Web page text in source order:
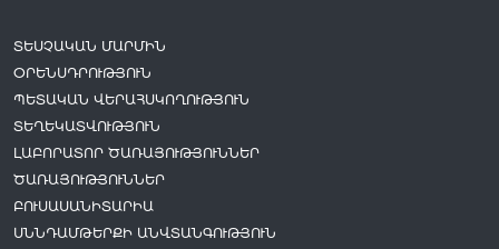
ՏԵՍՉԱԿԱՆ ՄԱՐՄԻՆ
ՕՐԵՆՍԴՐՈՒԹՅՈՒՆ
ՊԵՏԱԿԱՆ ՎԵՐԱՀՍԿՈՂՈՒԹՅՈՒՆ
ՏԵՂԵԿԱՏՎՈՒԹՅՈՒՆ
ԼԱԲՈՐԱՏՈՐ ԾԱՌԱՅՈՒԹՅՈՒՆՆԵՐ
ԾԱՌԱՅՈՒԹՅՈՒՆՆԵՐ
ԲՈՒՍԱՍԱՆԻՏԱՐԻԱ
ՍՆՆԴԱՄԹԵՐՔԻ ԱՆՎՏԱՆԳՈՒԹՅՈՒՆ